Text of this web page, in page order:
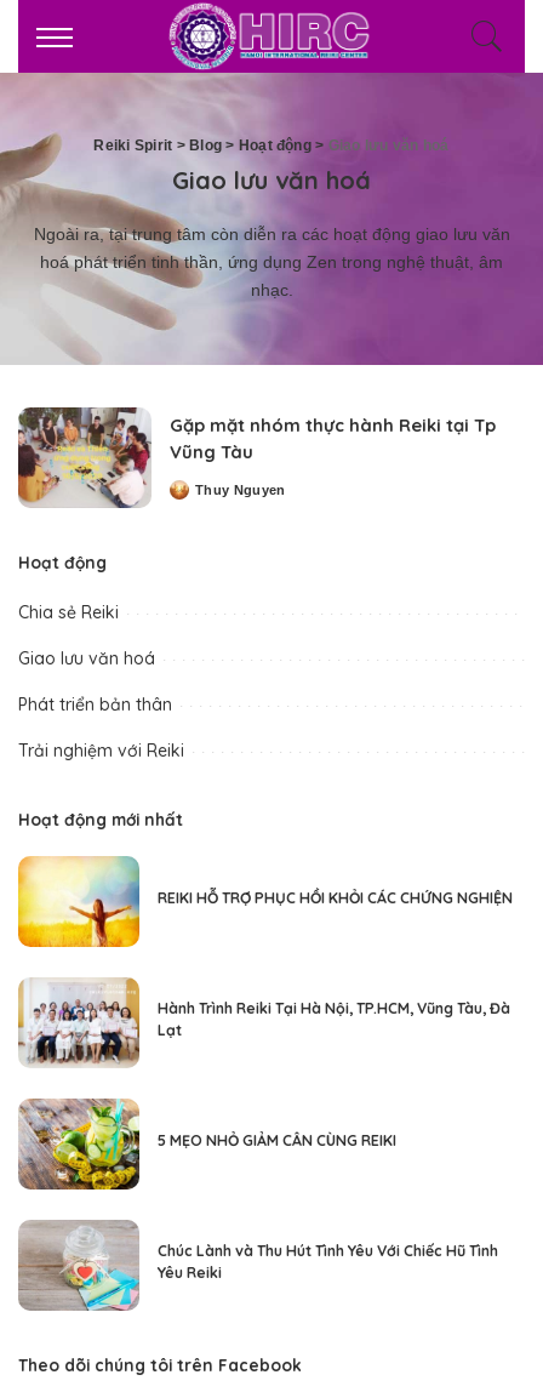
Reiki Spirit > Blog > Hoạt động> Giao lưu văn hoá
Giao lưu văn hoá
Ngoài ra, tại trung tâm còn diễn ra các hoạt động giao lưu văn
hoá phát triển tinh thần, ứng dụng Zen trong nghệ thuật, âm
nhạc.
Gặp mặt nhóm thực hành Reiki tại Tp
Vũng Tàu
PostedThuy Nguyen
Hoạt động
Chia sẻ Reiki
Giao lưu văn hoá
Phát triển bản thân
Trải nghiệm với Reiki
Hoạt động mới nhất
REIKI HỖ TRỢ PHỤC HỒI KHỎI CÁC CHỨNG NGHIỆN
Hành Trình Reiki Tại Hà Nội, TP.HCM, Vũng Tàu, Đà
Lạt
5 MẸO NHỎ GIẢM CÂN CÙNG REIKI
Chúc Lành và Thu Hút Tình Yêu Với Chiếc Hũ Tình
Yêu Reiki
Theo dõi chúng tôi trên Facebook